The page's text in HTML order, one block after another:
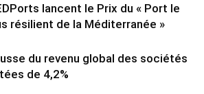
lancent le Prix du « Port le
résilient de la Méditerranée »
du revenu global des sociétés
de 4,2%